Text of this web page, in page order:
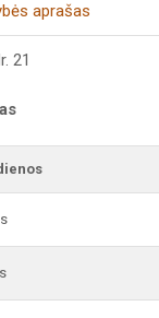
aprašas
21